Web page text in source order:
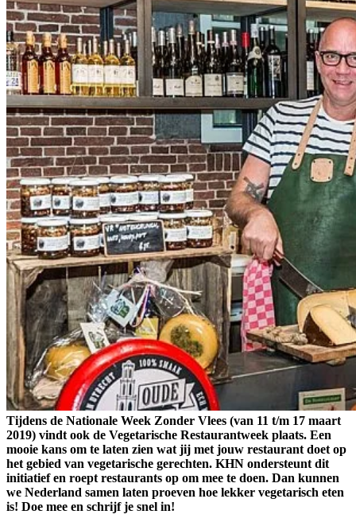
Tijdens de Nationale Week Zonder Vlees (van 11 t/m 17 maart
2019) vindt ook de Vegetarische Restaurantweek plaats. Een
mooie kans om te laten zien wat jij met jouw restaurant doet op
het gebied van vegetarische gerechten. KHN ondersteunt dit
initiatief en roept restaurants op om mee te doen. Dan kunnen
we Nederland samen laten proeven hoe lekker vegetarisch eten
is! Doe mee en schrijf je snel in!